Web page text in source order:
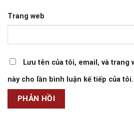
Trang web
Lưu tên của tôi, email, và
này cho lần bình luận kế tiếp của tôi.